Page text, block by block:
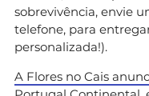
sobrevivência, envie
telefone, para
personalizada!).
A Flores no Cais